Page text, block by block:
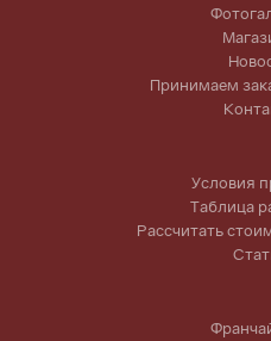
Принимаем
Условия
Таблица
Рассчитать